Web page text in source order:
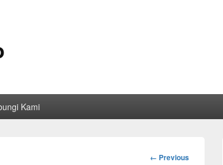
Kami
Image
← Previous